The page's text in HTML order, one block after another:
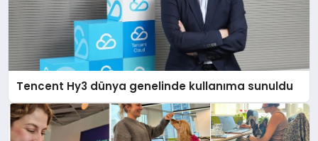
Tencent Hy3 dünya genelinde kullanıma sunuldu